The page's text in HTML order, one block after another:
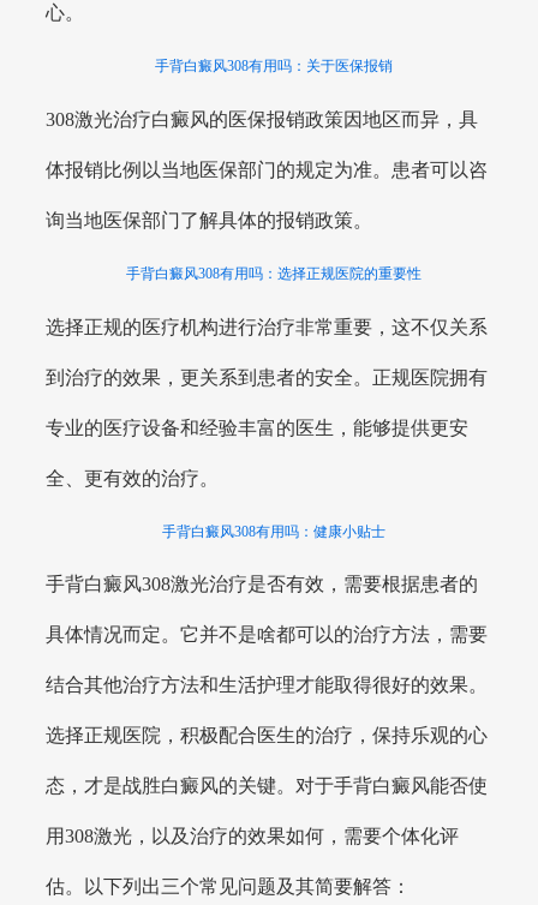
心。
手背白癜风308有用吗：关于医保报销
308激光治疗白癜风的医保报销政策因地区而异，具
体报销比例以当地医保部门的规定为准。患者可以咨
询当地医保部门了解具体的报销政策。
手背白癜风308有用吗：选择正规医院的重要性
选择正规的医疗机构进行治疗非常重要，这不仅关系
到治疗的效果，更关系到患者的安全。正规医院拥有
专业的医疗设备和经验丰富的医生，能够提供更安
全、更有效的治疗。
手背白癜风308有用吗：健康小贴士
手背白癜风308激光治疗是否有效，需要根据患者的
具体情况而定。它并不是啥都可以的治疗方法，需要
结合其他治疗方法和生活护理才能取得很好的效果。
选择正规医院，积极配合医生的治疗，保持乐观的心
态，才是战胜白癜风的关键。对于手背白癜风能否使
用308激光，以及治疗的效果如何，需要个体化评
估。以下列出三个常见问题及其简要解答：